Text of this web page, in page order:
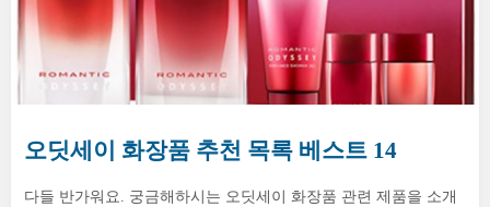
오딧세이 화장품 추천 목록 베스트 14
다들 반가워요. 궁금해하시는 오딧세이 화장품 관련 제품을 소개